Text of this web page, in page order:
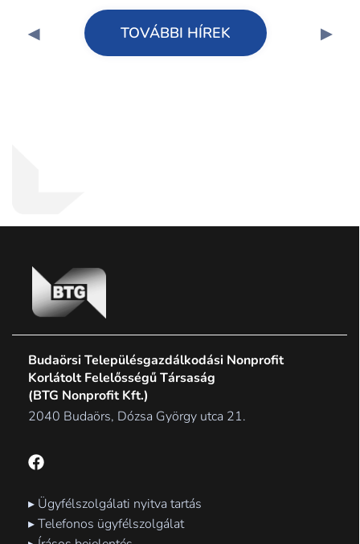
◀ TOVÁBBI HÍREK ▶
Budaörsi Településgazdálkodási Nonprofit
Korlátolt Felelősségű Társaság
(BTG Nonprofit Kft.)
2040 Budaörs, Dózsa György utca 21.
F
a
e
b
o
▸ Ügyfélszolgálati nyitva tartás
▸ Telefonos ügyfélszolgálat